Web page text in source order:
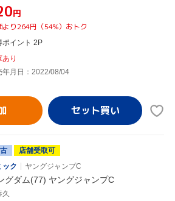
円
より264円（54%）おトク
ポイント 2P
あり
年月日：2022/08/04
店舗受取可
ック
ヤングジャンプC
グダム(77) ヤングジャンプC
久